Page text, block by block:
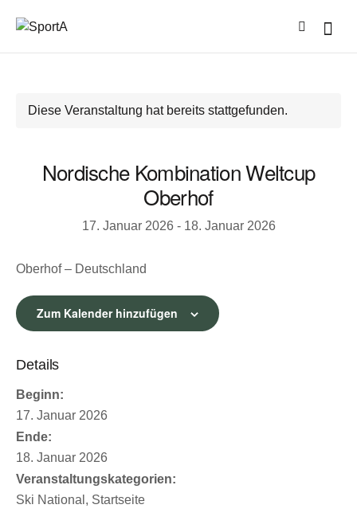
Diese Veranstaltung hat bereits stattgefunden.
Nordische Kombination Weltcup
Oberhof
17. Januar 2026- 18. Januar 2026
Oberhof – Deutschland
Zum Kalender hinzufügen
Details
Beginn:
17. Januar 2026
Ende:
18. Januar 2026
Veranstaltungskategorien:
Ski National , Startseite